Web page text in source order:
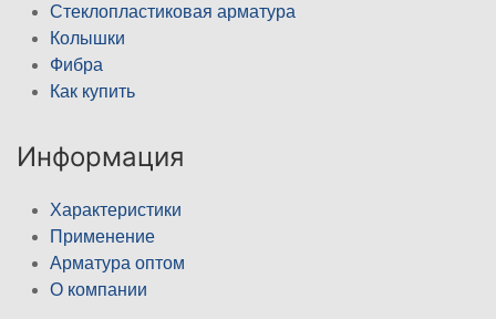
Стеклопластиковая арматура
Колышки
Фибра
Как купить
Информация
Характеристики
Применение
Арматура оптом
О компании